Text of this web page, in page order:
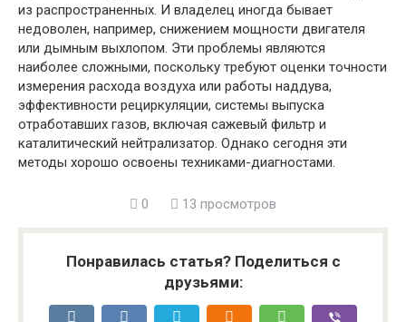
из распространенных. И владелец иногда бывает
недоволен, например, снижением мощности двигателя
или дымным выхлопом. Эти проблемы являются
наиболее сложными, поскольку требуют оценки точности
измерения расхода воздуха или работы наддува,
эффективности рециркуляции, системы выпуска
отработавших газов, включая сажевый фильтр и
каталитический нейтрализатор. Однако сегодня эти
методы хорошо освоены техниками-диагностами.
0 13 просмотров
Понравилась статья? Поделиться с
друзьями: